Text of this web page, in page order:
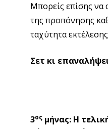
Αναφορά
πλάνο κατά γράμμα κι
προλάβεις, να η
Στόχος καρδιακών